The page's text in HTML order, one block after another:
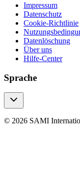
Impressum
Datenschutz
Cookie-Richtlinie
Datenlöschung
Über uns
Hilfe-Center
Sprache
© 2026 SAMI